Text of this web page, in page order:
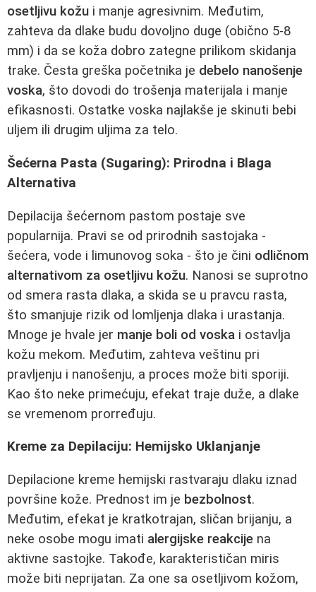
osetljivu kožu i manje agresivnim. Međutim,
zahteva da dlake budu dovoljno duge (obično 5-8
mm) i da se koža dobro zategne prilikom skidanja
trake. Česta greška početnika je debelo nanošenje
voska, što dovodi do trošenja materijala i manje
efikasnosti. Ostatke voska najlakše je skinuti bebi
uljem ili drugim uljima za telo.
Šećerna Pasta (Sugaring): Prirodna i Blaga
Alternativa
Depilacija šećernom pastom postaje sve
popularnija. Pravi se od prirodnih sastojaka -
šećera, vode i limunovog soka - što je čini odličnom
alternativom za osetljivu kožu. Nanosi se suprotno
od smera rasta dlaka, a skida se u pravcu rasta,
što smanjuje rizik od lomljenja dlaka i urastanja.
Mnoge je hvale jer manje boli od voska i ostavlja
kožu mekom. Međutim, zahteva veštinu pri
pravljenju i nanošenju, a proces može biti sporiji.
Kao što neke primećuju, efekat traje duže, a dlake
se vremenom prorređuju.
Kreme za Depilaciju: Hemijsko Uklanjanje
Depilacione kreme hemijski rastvaraju dlaku iznad
površine kože. Prednost im je bezbolnost.
Međutim, efekat je kratkotrajan, sličan brijanju, a
neke osobe mogu imati alergijske reakcije na
aktivne sastojke. Takođe, karakterističan miris
može biti neprijatan. Za one sa osetljivom kožom,